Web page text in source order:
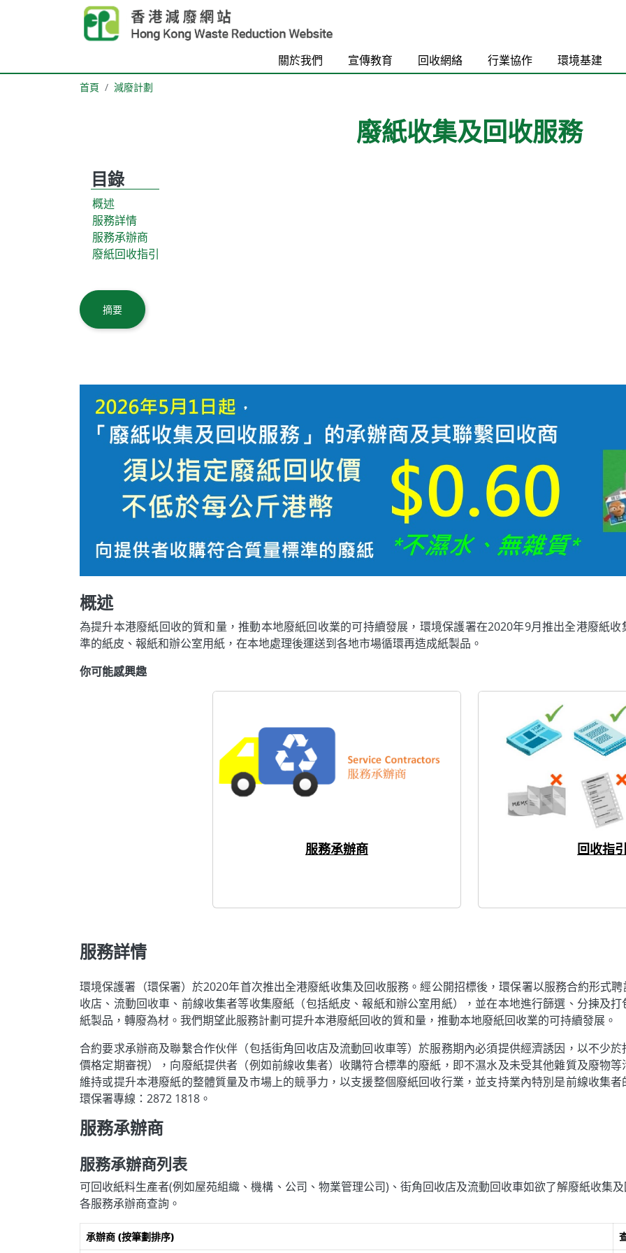
Skip to main content
關於我們 宣傳教育 回收網絡 行業協作 環境基建
首頁 減廢計劃
廢紙收集及回收服務
目錄
概述
服務詳情
服務承辦商
廢紙回收指引
Body
摘要
廢
紙
收
集
及
線
料。
概述
為提升本港廢紙回收的質和量，推動本地廢紙回收業的可持續發展，環境保護署在2020年9月推出全港廢紙
準的紙皮、報紙和辦公室用紙，在本地處理後運送到各地市場循環再造成紙製品。
你可能感興趣
服務承辦商 回收指
服務詳情
環境保護署（環保署）於2020年首次推出全港廢紙收集及回收服務。經公開招標後，環保署以服務合約形式
收店、流動回收車、前線收集者等收集廢紙（包括紙皮、報紙和辦公室用紙），並在本地進行篩選、分揀及
紙製品，轉廢為材。我們期望此服務計劃可提升本港廢紙回收的質和量，推動本地廢紙回收業的可持續發展。
合約要求承辦商及聯繫合作伙伴（包括街角回收店及流動回收車等）於服務期內必須提供經濟誘因，以不少
價格定期審視），向廢紙提供者（例如前線收集者）收購符合標準的廢紙，即不濕水及未受其他雜質及廢物
維持或提升本港廢紙的整體質量及市場上的競爭力，以支援整個廢紙回收行業，並支持業內特別是前線收集
環保署專線：2872 1818。
服務承辦商
服務承辦商列表
可回收紙料生產者(例如屋苑組織、機構、公司、物業管理公司)、街角回收店及流動回收車如欲了解廢紙收集
各服務承辦商查詢。
承辦商 (按筆劃排序)